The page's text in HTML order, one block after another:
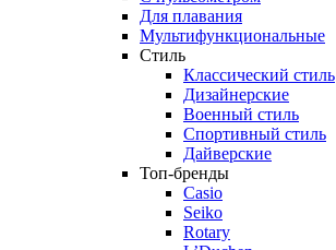
Для плавания
Мультифункциональные
Стиль
Классический стиль
Дизайнерские
Военный стиль
Спортивный стиль
Дайверские
Топ-бренды
Casio
Seiko
Rotary